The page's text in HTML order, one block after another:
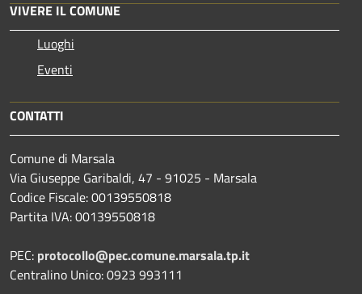
VIVERE IL COMUNE
Luoghi
Eventi
CONTATTI
Comune di Marsala
Via Giuseppe Garibaldi, 47 - 91025 - Marsala
Codice Fiscale: 00139550818
Partita IVA: 00139550818
PEC: protocollo@pec.comune.marsala.tp.it
Centralino Unico: 0923 993111